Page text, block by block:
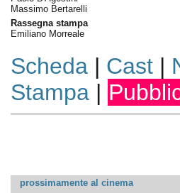
Massimo Bertarelli
Rassegna stampa
Emiliano Morreale
Scheda| Cast|
Stampa|
prossimamente al cinema